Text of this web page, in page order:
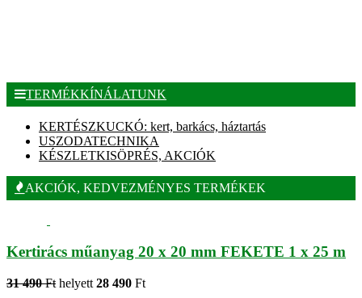
TERMÉKKÍNÁLATUNK
KERTÉSZKUCKÓ: kert, barkács, háztartás
USZODATECHNIKA
KÉSZLETKISÖPRÉS, AKCIÓK
AKCIÓK, KEDVEZMÉNYES TERMÉKEK
Kertirács műanyag 20 x 20 mm FEKETE 1 x 25 m
31 490 Ft helyett 28 490 Ft